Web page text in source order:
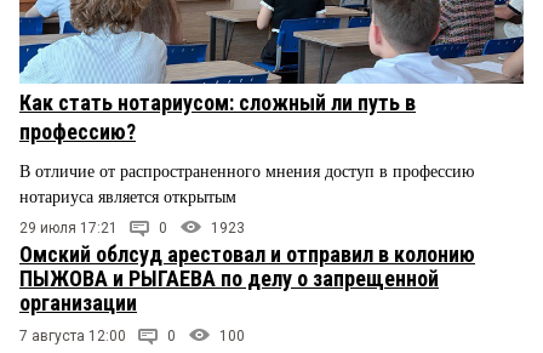
Как стать нотариусом: сложный ли путь в
профессию?
В отличие от распространенного мнения доступ в профессию
нотариуса является открытым
29 июля 17:21 0 1923
Омский облсуд арестовал и отправил в колонию
ПЫЖОВА и РЫГАЕВА по делу о запрещенной
организации
7 августа 12:00 0 100